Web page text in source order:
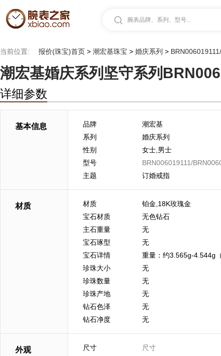
腕表品牌、系列、型号...
当前位置: 报价(珠宝)首页 > 潮宏基珠宝 > 婚庆系列 >
潮宏基婚庆系列坚守系列
详细参数
基本信息 品牌
潮宏基
系列
婚庆系列
性别
女士,男士
型号
BRN006019111/
主题
订婚戒指
材质 材质
铂金,18K玫瑰金
宝石材质
无色钻石
主石重量
无
宝石琢型
无
宝石详情
重量：约3.565g-4.544g
珍珠大小
无
珍珠数量
无
珍珠产地
无
钻石色泽
无
钻石净度
无
外观 尺寸
尺寸